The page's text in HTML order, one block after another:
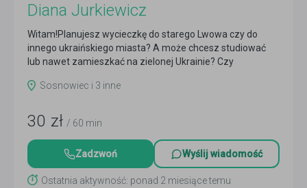
Diana Jurkiewicz
Witam!Planujesz wycieczkę do starego Lwowa czy do
innego ukraińskiego miasta? A może chcesz studiować
lub nawet zamieszkać na zielonej Ukrainie? Czy
Sosnowiec i 3 inne
30 zł / 60 min
Zadzwoń Wyślij wiadomość
Ostatnia aktywność: ponad 2 miesiące temu